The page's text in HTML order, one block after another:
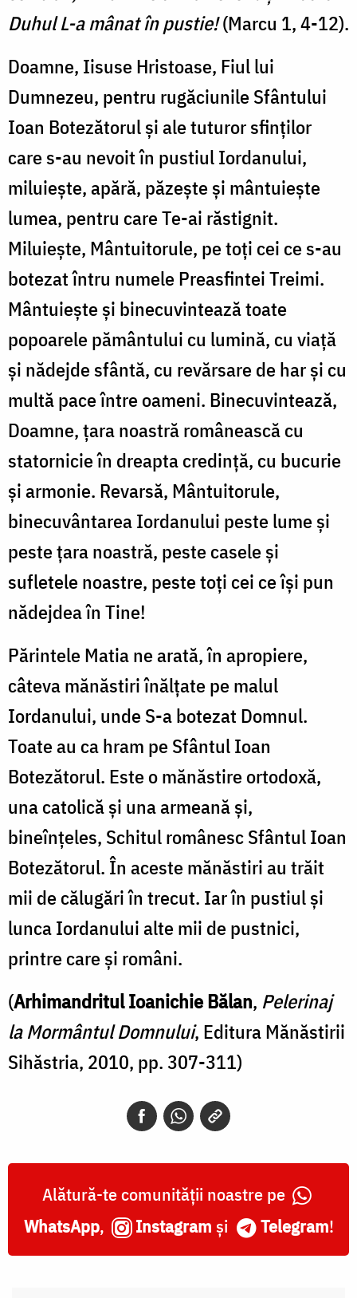
Duhul L-a mânat în pustie!(Marcu 1, 4-12).
Doamne, Iisuse Hristoase, Fiul lui
Dumnezeu, pentru rugăciunile Sfântului
Ioan Botezătorul și ale tuturor sfinților
care s-au nevoit în pustiul Iordanului,
miluiește, apără, păzește și mântuiește
lumea, pentru care Te-ai răstignit.
Miluiește, Mântuitorule, pe toți cei ce s-au
botezat întru numele Preasfintei Treimi.
Mântuiește și binecuvintează toate
popoarele pământului cu lumină, cu viață
și nădejde sfântă, cu revărsare de har și cu
multă pace între oameni. Binecuvintează,
Doamne, țara noastră românească cu
statornicie în dreapta credință, cu bucurie
și armonie. Revarsă, Mântuitorule,
binecuvântarea Iordanului peste lume și
peste țara noastră, peste casele și
sufletele noastre, peste toți cei ce își pun
nădejdea în Tine!
Părintele Matia ne arată, în apropiere,
câteva mănăstiri înălțate pe malul
Iordanului, unde S-a botezat Domnul.
Toate au ca hram pe Sfântul Ioan
Botezătorul. Este o mănăstire ortodoxă,
una catolică și una armeană și,
bineînțeles, Schitul românesc Sfântul Ioan
Botezătorul. În aceste mănăstiri au trăit
mii de călugări în trecut. Iar în pustiul și
lunca Iordanului alte mii de pustnici,
printre care și români.
(Arhimandritul Ioanichie Bălan, Pelerinaj
la Mormântul Domnului, Editura Mănăstirii
Sihăstria, 2010, pp. 307-311)
Alătură-te comunității noastre pe
WhatsApp, Instagram și Telegram!